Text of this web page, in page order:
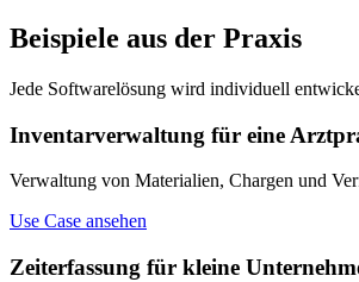
Beispiele aus der Praxis
Jede Softwarelösung wird individuell
Inven­tarver­waltung für eine
Verwaltung von Materialien, Chargen und
Use Case ansehen
Zeiterfassung für kleine